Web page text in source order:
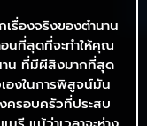
เรื่องจริงของตำนาน
นที่สุดที่จะทำให้คุณ
าน ที่มีผีสิงมากที่สุด
องในการพิสูจน์มัน
ครอบครัวที่ประสบ